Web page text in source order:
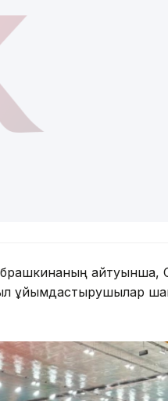
айтуынша,
ұйымдастырушылар